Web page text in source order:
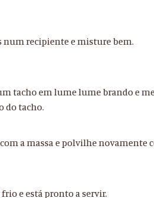
num recipiente e misture bem.
tacho em lume lume brando e
do tacho.
a massa e polvilhe novamente
e está pronto a servir.